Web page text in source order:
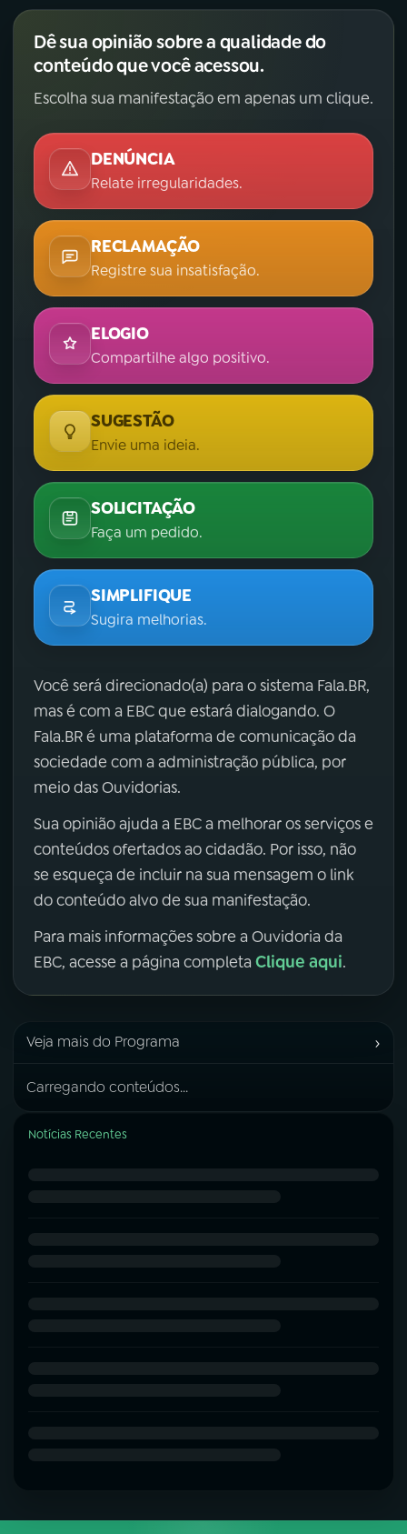
Dê sua opinião sobre a qualidade do
conteúdo que você acessou.
Escolha sua manifestação em apenas um clique.
DENÚNCIA
Relate irregularidades.
RECLAMAÇÃO
Registre sua insatisfação.
ELOGIO
Compartilhe algo positivo.
SUGESTÃO
Envie uma ideia.
SOLICITAÇÃO
Faça um pedido.
SIMPLIFIQUE
Sugira melhorias.
Você será direcionado(a) para o sistema Fala.BR,
mas é com a EBC que estará dialogando. O
Fala.BR é uma plataforma de comunicação da
sociedade com a administração pública, por
meio das Ouvidorias.
Sua opinião ajuda a EBC a melhorar os serviços e
conteúdos ofertados ao cidadão. Por isso, não
se esqueça de incluir na sua mensagem o link
do conteúdo alvo de sua manifestação.
Para mais informações sobre a Ouvidoria da
EBC, acesse a página completa Clique aqui.
Veja mais do Programa ›
Carregando conteúdos...
Notícias Recentes